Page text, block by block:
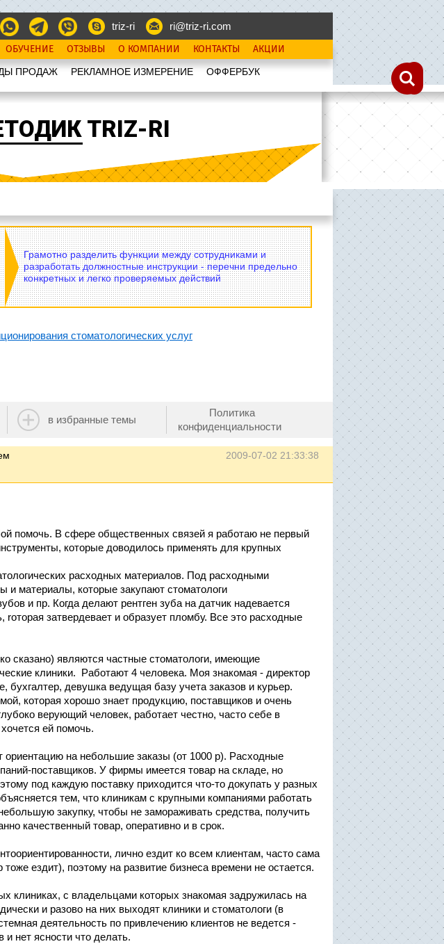
triz-ri ri@triz-ri.com
ОБУЧЕНИЕ ОТЗЫВЫ О КОМПАНИИ КОНТАКТЫ АКЦИИ
ПРОДАЖ РЕКЛАМНОЕ ИЗМЕРЕНИЕ OФФЕРБУК
TRIZ-RI
Грамотно разделить функции между сотрудниками и
разработать должностные инструкции - перечни предельно
конкретных и легко проверяемых действий
стоматологических услуг
в избранные темы
Политика
конфиденциальности
2009-07-02 21:33:38
помочь. В сфере общественных связей я работаю не первый
которые доводилось применять для крупных
расходных материалов. Под расходными
и материалы, которые закупают стоматологи
и пр. Когда делают рентген зуба на датчик надевается
затвердевает и образует пломбу. Все это расходные
сказано) являются частные стоматологи, имеющие
клиники. Работают 4 человека. Моя знакомая - директор
девушка ведущая базу учета заказов и курьер.
которая хорошо знает продукцию, поставщиков и очень
верующий человек, работает честно, часто себе в
ей помочь.
на небольшие заказы (от 1000 р). Расходные
поставщиков. У фирмы имеется товар на складе, но
под каждую поставку приходится что-то докупать у разных
тем, что клиникам с крупными компаниями работать
закупку, чтобы не замораживать средства, получить
качественный товар, оперативно и в срок.
лично ездит ко всем клиентам, часто сама
ездит), поэтому на развитие бизнеса времени не остается.
клиниках, с владельцами которых знакомая задружилась на
и разово на них выходят клиники и стоматологи (в
деятельность по привлечению клиентов не ведется -
нет ясности что делать.